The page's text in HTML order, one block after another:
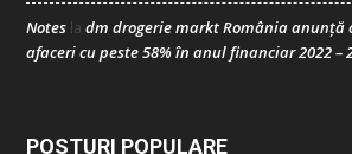
Notes la dm drogerie markt România anunță
afaceri cu peste 58% în anul financiar 2022 –
POSTURI POPULARE